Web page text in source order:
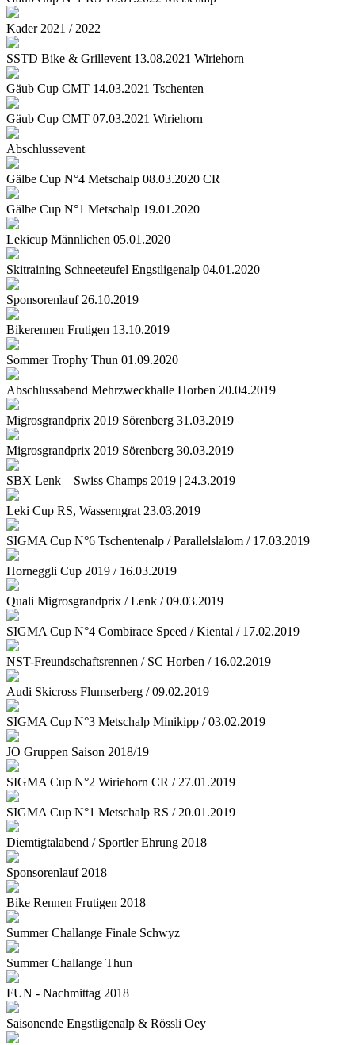
Kader 2021 / 2022
SSTD Bike & Grillevent 13.08.2021 Wiriehorn
Gäub Cup CMT 14.03.2021 Tschenten
Gäub Cup CMT 07.03.2021 Wiriehorn
Abschlussevent
Gälbe Cup N°4 Metschalp 08.03.2020 CR
Gälbe Cup N°1 Metschalp 19.01.2020
Lekicup Männlichen 05.01.2020
Skitraining Schneeteufel Engstligenalp 04.01.2020
Sponsorenlauf 26.10.2019
Bikerennen Frutigen 13.10.2019
Sommer Trophy Thun 01.09.2020
Abschlussabend Mehrzweckhalle Horben 20.04.2019
Migrosgrandprix 2019 Sörenberg 31.03.2019
Migrosgrandprix 2019 Sörenberg 30.03.2019
SBX Lenk – Swiss Champs 2019 | 24.3.2019
Leki Cup RS, Wasserngrat 23.03.2019
SIGMA Cup N°6 Tschentenalp / Parallelslalom / 17.03.2019
Horneggli Cup 2019 / 16.03.2019
Quali Migrosgrandprix / Lenk / 09.03.2019
SIGMA Cup N°4 Combirace Speed / Kiental / 17.02.2019
NST-Freundschaftsrennen / SC Horben / 16.02.2019
Audi Skicross Flumserberg / 09.02.2019
SIGMA Cup N°3 Metschalp Minikipp / 03.02.2019
JO Gruppen Saison 2018/19
SIGMA Cup N°2 Wiriehorn CR / 27.01.2019
SIGMA Cup N°1 Metschalp RS / 20.01.2019
Diemtigtalabend / Sportler Ehrung 2018
Sponsorenlauf 2018
Bike Rennen Frutigen 2018
Summer Challange Finale Schwyz
Summer Challange Thun
FUN - Nachmittag 2018
Saisonende Engstligenalp & Rössli Oey